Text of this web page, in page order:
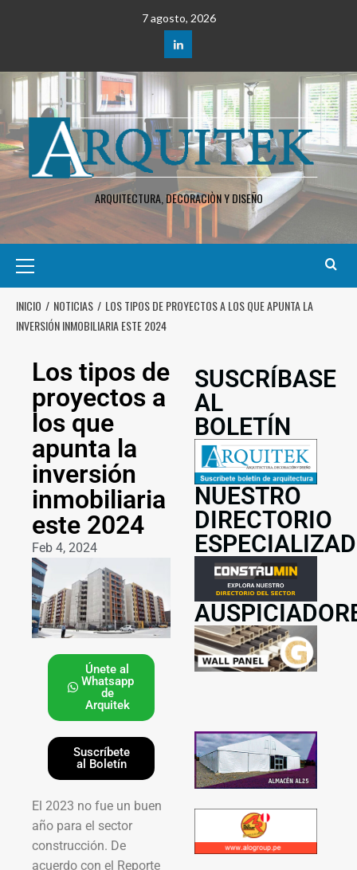
7 agosto, 2026
ARQUITECTURA, DECORACIÒN Y DISEÑO
INICIO NOTICIAS
LOS TIPOS DE PROYECTOS A LOS QUE APUNTA LA
INVERSIÓN INMOBILIARIA ESTE 2024
Los tipos de
proyectos a
los que
apunta la
inversión
inmobiliaria
este 2024
Feb 4, 2024
Únete al
Whatsapp
de
Arquitek
Suscríbete
al Boletín
El 2023 no fue un buen
año para el sector
construcción. De
acuerdo con el Reporte
SUSCRÍBASE
AL
BOLETÍN
NUESTRO
DIRECTORIO